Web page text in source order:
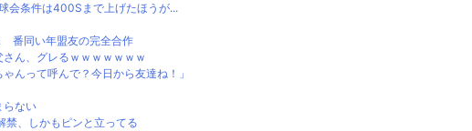
会条件は400Sまで上げたほうが...
番同い年盟友の完全合作
ん、グレるｗｗｗｗｗｗｗ
んって呼んで？今日から友達ね！」
らない
禁、しかもピンと立ってる